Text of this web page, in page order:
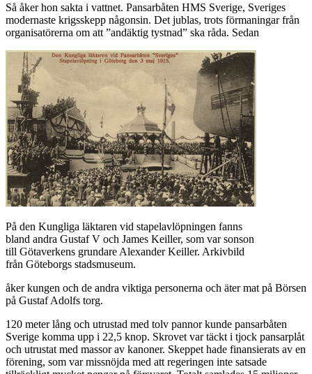
Så åker hon sakta i vattnet. Pansarbåten HMS Sverige, Sveriges
modernaste krigsskepp någonsin. Det jublas, trots förmaningar från
organisatörerna om att ”andäktig tystnad” ska råda. Sedan
På den Kungliga läktaren vid stapelavlöpningen fanns
bland andra Gustaf V och James Keiller, som var sonson
till Götaverkens grundare Alexander Keiller. Arkivbild
från Göteborgs stadsmuseum.
åker kungen och de andra viktiga personerna och äter mat på Börsen
på Gustaf Adolfs torg.
120 meter lång och utrustad med tolv pannor kunde pansarbåten
Sverige komma upp i 22,5 knop. Skrovet var täckt i tjock pansarplåt
och utrustat med massor av kanoner. Skeppet hade finansierats av en
förening, som var missnöjda med att regeringen inte satsade